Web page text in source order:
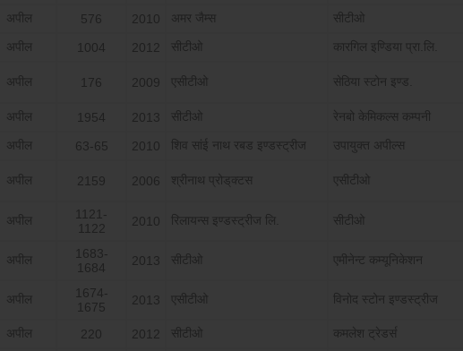
अपील 576 2010 अमर जैम्स सीटीओ
अपील 1004 2012 सीटीओ कारगिल इण्डिया प्रा.लि.
अपील 176 2009 एसीटीओ सेठिया स्टोन इण्ड.
अपील 1954 2013 सीटीओ रेनबो केमिकल्स कम्पनी
अपील 63-65 2010 शिव सांई नाथ रबड इण्डस्ट्रीज उपायुक्त अपील्स
अपील 2159 2006 श्रीनाथ प्रोड्‌क्टस एसीटीओ
अपील
1121-
1122
2010 रिलायन्स इण्डस्ट्रीज लि. सीटीओ
अपील
1683-
1684
2013 सीटीओ एमीनेन्ट कम्यूनिकेशन
अपील
1674-
1675
2013 एसीटीओ विनोद स्टोन इण्डस्ट्रीज
अपील 220 2012 सीटीओ कमलेश ट्रेडर्स